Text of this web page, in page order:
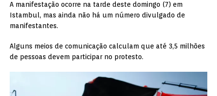
A manifestação ocorre na tarde deste domingo (7) em
Istambul, mas ainda não há um número divulgado de
manifestantes.
Alguns meios de comunicação calculam que até 3,5 milhões
de pessoas devem participar no protesto.